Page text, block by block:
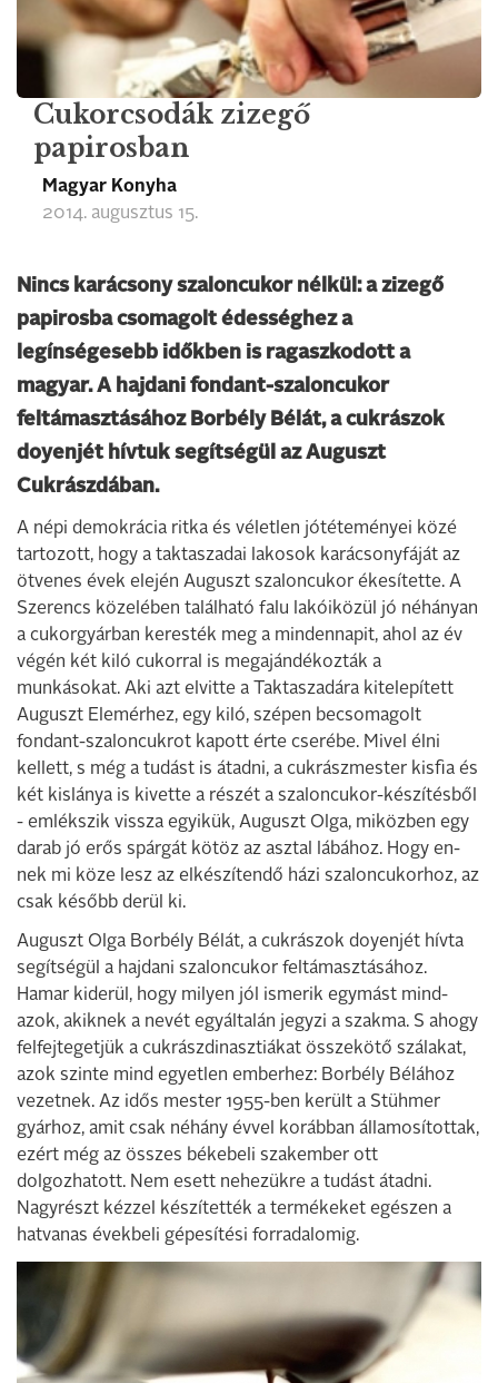
Cukorcsodák zizegő
papirosban
Magyar Konyha
2014. augusztus 15.
Nincs karácsony szaloncukor nélkül: a zizegő
papirosba csomagolt édességhez a
legínségesebb időkben is ragaszkodott a
magyar. A hajdani fondant-szaloncukor
feltámasztásához Borbély Bélát, a cukrászok
doyenjét hívtuk segítségül az Auguszt
Cukrászdában.
A népi demokrácia ritka és véletlen jótéte­ményei közé
tartozott, hogy a taktaszadai lakosok karácsonyfáját az
ötvenes évek elején Auguszt szaloncukor ékesítette. A
Szerencs közelében található falu lakóiközül jó néhányan
a cukorgyárban keres­ték meg a mindennapit, ahol az év
végén két kiló cukorral is megajándékozták a
munkásokat. Aki azt elvitte a Taktaszadá­ra kitelepített
Auguszt Elemérhez, egy kiló, szépen becsomagolt
fondant-szaloncukrot kapott érte cserébe. Mivel élni
kellett, s még a tudást is átadni, a cukrászmester kisfia és
két kislánya is kivette a részét a szaloncu­kor-készítésből
- emlékszik vissza egyikük, Auguszt Olga, miközben egy
darab jó erős spárgát kötöz az asztal lábához. Hogy en­
nek mi köze lesz az elkészítendő házi sza­loncukorhoz, az
csak később derül ki.
Auguszt Olga Borbély Bélát, a cukrászok doyenjét hívta
segítségül a hajdani szalon­cukor feltámasztásához.
Hamar kiderül, hogy milyen jól ismerik egymást mind­
azok, akiknek a nevét egyáltalán jegy­zi a szakma. S ahogy
felfejtegetjük a cuk­rászdinasztiákat összekötő szálakat,
azok szinte mind egyetlen emberhez: Borbély Bélához
vezetnek. Az idős mester 1955-ben került a Stühmer
gyárhoz, amit csak néhány évvel korábban államosítottak,
ezért még az összes békebeli szakember ott
dolgozhatott. Nem esett nehezükre a tudást átadni.
Nagyrészt kézzel készí­tették a termékeket egészen a
hatvanas évekbeli gépesítési forradalomig.